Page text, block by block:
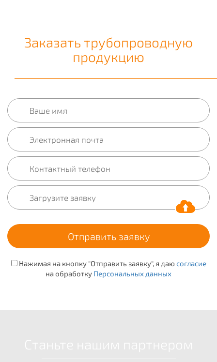
Заказать трубопроводную
продукцию
Нажимая на кнопку "Отправить заявку", я даю согласие
на обработку Персональных данных